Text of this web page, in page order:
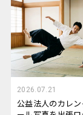
2026.07.21
公益法人のカレ